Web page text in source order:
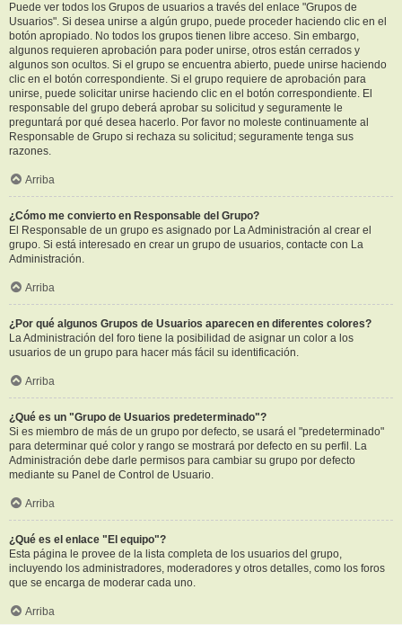
Puede ver todos los Grupos de usuarios a través del enlace "Grupos de
Usuarios". Si desea unirse a algún grupo, puede proceder haciendo clic en el
botón apropiado. No todos los grupos tienen libre acceso. Sin embargo,
algunos requieren aprobación para poder unirse, otros están cerrados y
algunos son ocultos. Si el grupo se encuentra abierto, puede unirse haciendo
clic en el botón correspondiente. Si el grupo requiere de aprobación para
unirse, puede solicitar unirse haciendo clic en el botón correspondiente. El
responsable del grupo deberá aprobar su solicitud y seguramente le
preguntará por qué desea hacerlo. Por favor no moleste continuamente al
Responsable de Grupo si rechaza su solicitud; seguramente tenga sus
razones.
Arriba
¿Cómo me convierto en Responsable del Grupo?
El Responsable de un grupo es asignado por La Administración al crear el
grupo. Si está interesado en crear un grupo de usuarios, contacte con La
Administración.
Arriba
¿Por qué algunos Grupos de Usuarios aparecen en diferentes colores?
La Administración del foro tiene la posibilidad de asignar un color a los
usuarios de un grupo para hacer más fácil su identificación.
Arriba
¿Qué es un "Grupo de Usuarios predeterminado"?
Si es miembro de más de un grupo por defecto, se usará el "predeterminado"
para determinar qué color y rango se mostrará por defecto en su perfil. La
Administración debe darle permisos para cambiar su grupo por defecto
mediante su Panel de Control de Usuario.
Arriba
¿Qué es el enlace "El equipo"?
Esta página le provee de la lista completa de los usuarios del grupo,
incluyendo los administradores, moderadores y otros detalles, como los foros
que se encarga de moderar cada uno.
Arriba